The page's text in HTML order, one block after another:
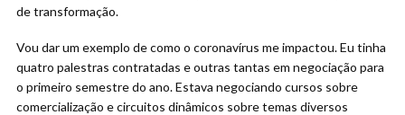
de transformação.
Vou dar um exemplo de como o coronavírus me impactou. Eu tinha
quatro palestras contratadas e outras tantas em negociação para
o primeiro semestre do ano. Estava negociando cursos sobre
comercialização e circuitos dinâmicos sobre temas diversos